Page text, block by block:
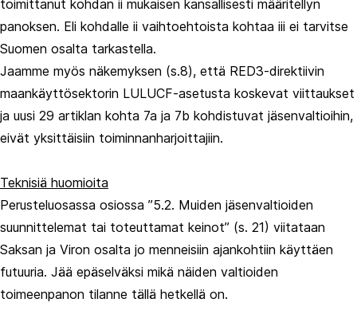
toimittanut kohdan ii mukaisen kansallisesti määritellyn
panoksen. Eli kohdalle ii vaihtoehtoista kohtaa iii ei tarvitse
Suomen osalta tarkastella.
Jaamme myös näkemyksen (s.8), että RED3-direktiivin
maankäyttösektorin LULUCF-asetusta koskevat viittaukset
ja uusi 29 artiklan kohta 7a ja 7b kohdistuvat jäsenvaltioihin,
eivät yksittäisiin toiminnanharjoittajiin.
Teknisiä huomioita
Perusteluosassa osiossa ”5.2. Muiden jäsenvaltioiden
suunnittelemat tai toteuttamat keinot” (s. 21) viitataan
Saksan ja Viron osalta jo menneisiin ajankohtiin käyttäen
futuuria. Jää epäselväksi mikä näiden valtioiden
toimeenpanon tilanne tällä hetkellä on.